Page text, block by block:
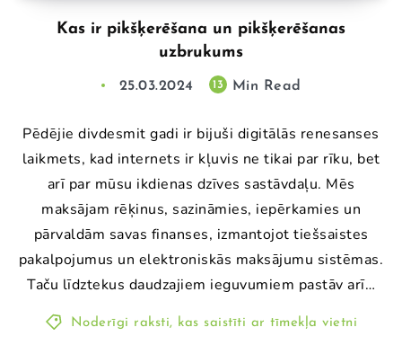
Kas ir pikšķerēšana un pikšķerēšanas
uzbrukums
25.03.2024 13 Min Read
Pēdējie divdesmit gadi ir bijuši digitālās renesanses
laikmets, kad internets ir kļuvis ne tikai par rīku, bet
arī par mūsu ikdienas dzīves sastāvdaļu. Mēs
maksājam rēķinus, sazināmies, iepērkamies un
pārvaldām savas finanses, izmantojot tiešsaistes
pakalpojumus un elektroniskās maksājumu sistēmas.
Taču līdztekus daudzajiem ieguvumiem pastāv arī…
Noderīgi raksti, kas saistīti ar tīmekļa vietni